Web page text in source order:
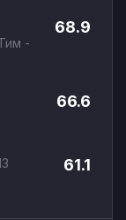
-
68.9
66.6
61.1